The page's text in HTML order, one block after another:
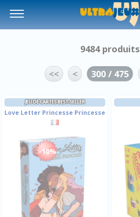
9484 produits
<< < 300 / 475
JEU DE CARTES BEST-SELLER
Love Letter Princesse Princesse
-10%